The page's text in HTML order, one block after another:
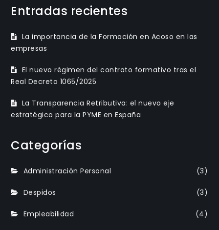
Entradas recientes
La importancia de la Formación en Acoso en las
empresas
El nuevo régimen del contrato formativo tras el
Real Decreto 1065/2025
La Transparencia Retributiva: el nuevo eje
estratégico para la PYME en España
Categorías
Administración Personal (3)
Despidos (3)
Empleabilidad (4)